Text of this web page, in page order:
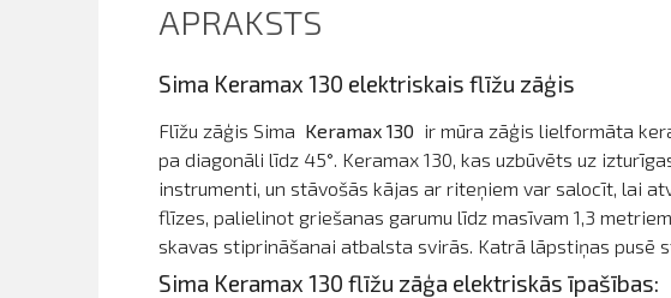
APRAKSTS
Sima Keramax 130 elektriskais flīžu zāģis
Flīžu zāģis Sima Keramax 130 ir mūra zāģis lielformāta
pa diagonāli līdz 45°. Keramax 130, kas uzbūvēts uz
instrumenti, un stāvošās kājas ar riteņiem var salocīt, lai
flīzes, palielinot griešanas garumu līdz masīvam 1,3
skavas stiprināšanai atbalsta svirās. Katrā lāpstiņas pusē
Sima Keramax 130 flīžu zāģa elektriskās īpašības: